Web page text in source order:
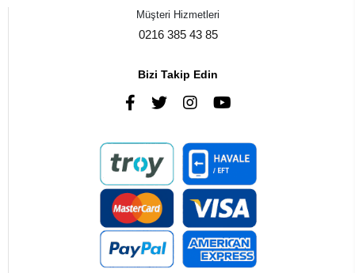
Müşteri Hizmetleri
0216 385 43 85
Bizi Takip Edin